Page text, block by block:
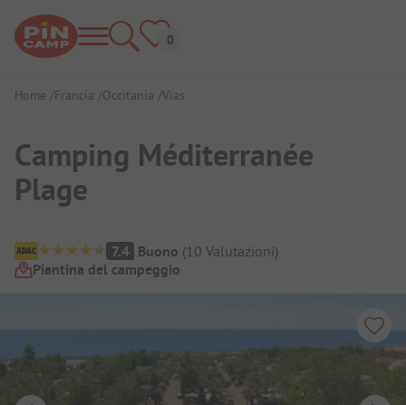
Home Francia Occitania Vias
Camping Méditerranée
Plage
Panoramica del campeggio
7.4 Buono (10 Valutazioni)
Piantina del campeggio